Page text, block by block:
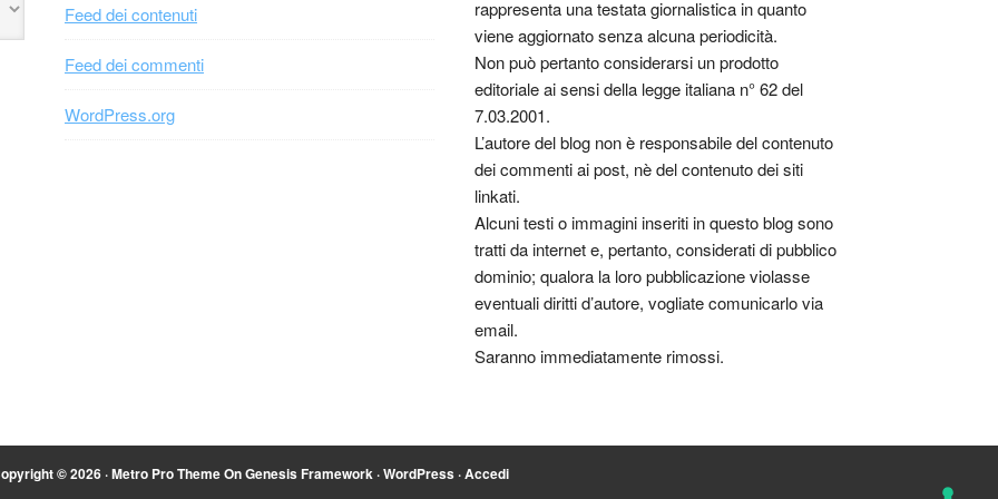
Feed dei contenuti
Feed dei commenti
WordPress.org
rappresenta una testata giornalistica in quanto
viene aggiornato senza alcuna periodicità.
Non può pertanto considerarsi un prodotto
editoriale ai sensi della legge italiana n° 62 del
7.03.2001.
L’autore del blog non è responsabile del contenuto
dei commenti ai post, nè del contenuto dei siti
linkati.
Alcuni testi o immagini inseriti in questo blog sono
tratti da internet e, pertanto, considerati di pubblico
dominio; qualora la loro pubblicazione violasse
eventuali diritti d’autore, vogliate comunicarlo via
email.
Saranno immediatamente rimossi.
© 2026 ·Metro Pro ThemeOnGenesis Framework·WordPress·Accedi